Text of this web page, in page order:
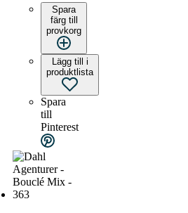
Spara
färg till
provkorg
Lägg till i
produktlista
Spara
till
Pinterest